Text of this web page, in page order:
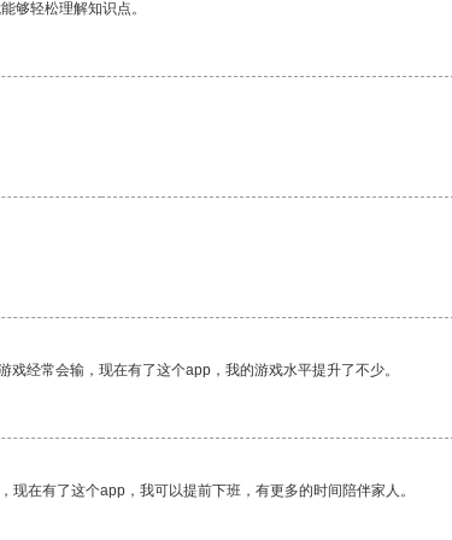
够轻松理解知识点。
经常会输，现在有了这个app，我的游戏水平提升了不少。
在有了这个app，我可以提前下班，有更多的时间陪伴家人。